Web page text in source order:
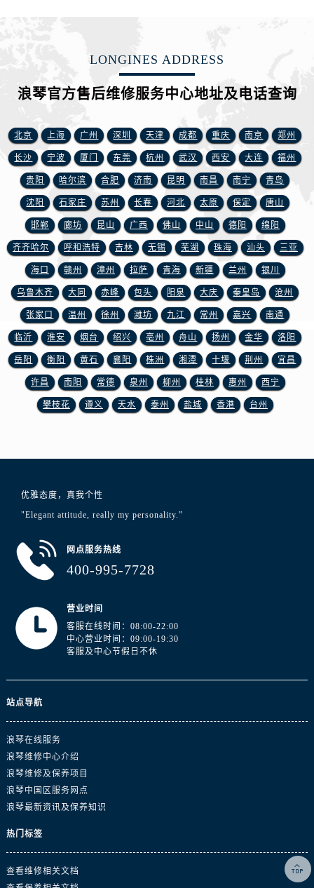
安徽省芜湖市镜湖区中山路步行街浪琴售后服务中心（需提前预约）
福建省龙岩市新罗区九一南路浪琴售后服务中心（需提前预约）
福建省南平市建阳区人民西路浪琴售后服务中心（需提前预约）
福建省宁德市蕉城区天湖东路浪琴售后服务中心（需提前预约）
福建省莆田市城厢区霞林街道荔华东大道浪琴售后服务中心（需提前预约）
福建省三明市三元区东乾二路浪琴售后服务中心（需提前预约）
福建省漳州市龙文区步港路浪琴售后服务中心（需提前预约）
江苏省常州市新北区龙锦路1590号现代传媒中心5号楼10层1008室浪琴售后服务中心（需提前预约）
江苏省淮安市清江浦区淮海北路浪琴售后服务中心（需提前预约）
江苏省连云港市海州区通灌北路浪琴售后服务中心（需提前预约）
江苏省南京市秦淮区中山南路1号南京中心22层22-C1-C3室浪琴售后服务中心（需提前预约）
江苏省宿迁市宿城区西湖路浪琴售后服务中心（需提前预约）
江苏省泰州市海陵区永定东路399号置地商务中心东塔（华润万象城）17层1706室浪琴售后服务中心（需提前预约）
江苏省徐州市鼓楼区淮海东路29号苏宁广场IFC国际金融中心35层3508室浪琴售后服务中心（需提前预约）
江苏省盐城市盐都区世纪大道5号盐城金融城写字楼1号楼16层1604室浪琴售后服务中心（需提前预约）
江西省赣州市章贡区文清路浪琴售后服务中心（需提前预约）
山东省枣庄市滕州市北辛路与善国路交叉口浪琴售后服务中心（需提前预约）
山东省淄博市张店区金晶大道浪琴售后服务中心（需提前预约）
LONGINES ADDRESS
浪琴官方售后维修服务中心地址及电话查询
北京 上海 广州 深圳 天津 成都 重庆 南京 郑州
长沙 宁波 厦门 东莞 杭州 武汉 西安 大连 福州
贵阳 哈尔滨 合肥 济南 昆明 南昌 南宁 青岛
沈阳 石家庄 苏州 长春 河北 太原 保定 唐山
邯郸 廊坊 昆山 广西 佛山 中山 德阳 绵阳
齐齐哈尔 呼和浩特 吉林 无锡 芜湖 珠海 汕头 三亚
海口 赣州 漳州 拉萨 青海 新疆 兰州 银川
乌鲁木齐 大同 赤峰 包头 阳泉 大庆 秦皇岛 沧州
张家口 温州 徐州 潍坊 九江 常州 嘉兴 南通
临沂 淮安 烟台 绍兴 亳州 舟山 扬州 金华 洛阳
岳阳 衡阳 黄石 襄阳 株洲 湘潭 十堰 荆州 宜昌
许昌 南阳 常德 泉州 柳州 桂林 惠州 西宁
攀枝花 遵义 天水 泰州 盐城 香港 台州
优雅态度，真我个性
"Elegant attitude, really my personality.”
网点服务热线
400-995-7728
营业时间
客服在线时间：08:00-22:00
中心营业时间：09:00-19:30
客服及中心节假日不休
站点导航
浪琴在线服务
浪琴维修中心介绍
浪琴维修及保养项目
浪琴中国区服务网点
浪琴最新资讯及保养知识
热门标签
查看维修相关文档
